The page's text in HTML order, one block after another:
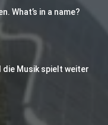
What’s in a name?
Musik spielt weiter